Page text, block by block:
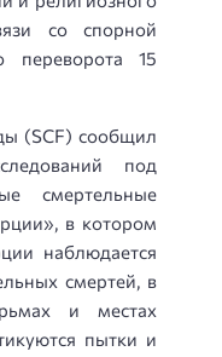
со спорной
переворота 15
(SCF) сообщил
под
смертельные
в котором
наблюдается
смертей, в
и местах
пытки и